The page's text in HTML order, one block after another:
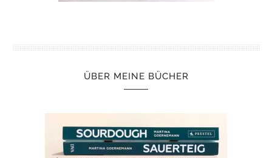
ÜBER MEINE BÜCHER